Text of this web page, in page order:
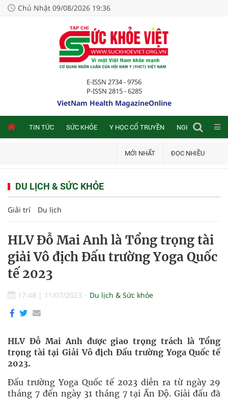
Chủ Nhật 09/08/2026 19:36
E-ISSN 2734 - 9756
P-ISSN 2815 - 6285
VietNam Health MagazineOnline
TIN TỨC SỨC KHỎE Y HỌC CỔ TRUYỀN NGHIÊN CỨU
MỚI NHẤT ĐỌC NHIỀU
DU LỊCH & SỨC KHỎE
Giải trí Du lịch
HLV Đỗ Mai Anh là Tổng trọng tài
giải Vô địch Đấu trường Yoga Quốc
tế 2023
17:48 | 11/07/2023 Du lịch & Sức khỏe
HLV Đỗ Mai Anh được giao trọng trách là Tổng
trọng tài tại Giải Vô địch Đấu trường Yoga Quốc tế
2023.
Đấu trường Yoga Quốc tế 2023 diễn ra từ ngày 29
tháng 7 đến ngày 31 tháng 7 tại Ấn Độ. Giải đấu đã